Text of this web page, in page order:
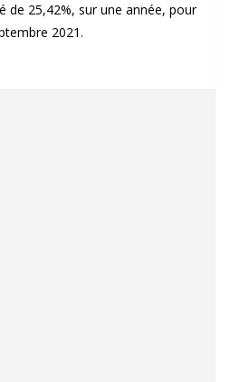
de 25,42%, sur une année, pour
2021.